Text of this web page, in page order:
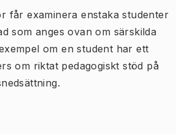
får examinera enstaka studenter
som anges ovan om särskilda
om en student har ett
om riktat pedagogiskt stöd på